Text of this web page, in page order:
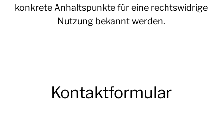
konkrete Anhaltspunkte für eine rechtswidrige
Nutzung bekannt werden.
Kontaktformular